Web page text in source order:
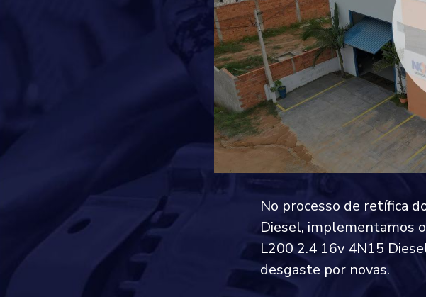
No processo de retífica
Diesel, implementamos
L200 2.4 16v 4N15
desgaste por novas.